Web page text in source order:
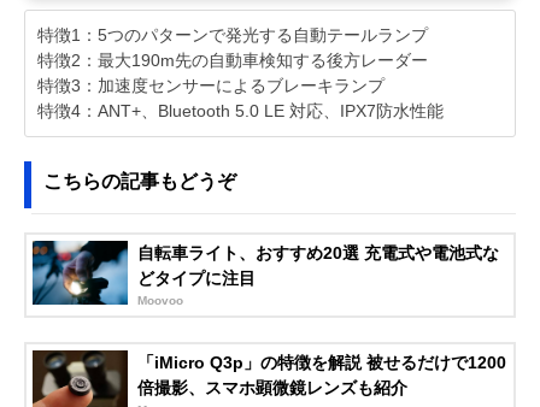
特徴1：5つのパターンで発光する自動テールランプ
特徴2：最大190m先の自動車検知する後方レーダー
特徴3：加速度センサーによるブレーキランプ
特徴4：ANT+、Bluetooth 5.0 LE 対応、IPX7防水性能
こちらの記事もどうぞ
自転車ライト、おすすめ20選 充電式や電池式な
どタイプに注目
Moovoo
「iMicro Q3p」の特徴を解説 被せるだけで1200
倍撮影、スマホ顕微鏡レンズも紹介